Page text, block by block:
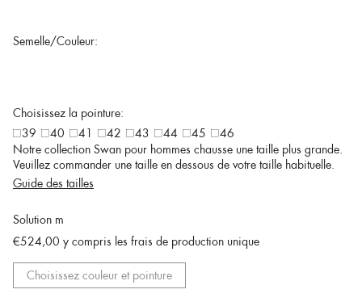
Semelle/Couleur:
Choisissez la pointure:
39
40 41 42 43 44 45
46
Notre collection Swan pour hommes chausse une taille plus grande.
Veuillez commander une taille en dessous de votre taille habituelle.
Guide des tailles
Solution m
€524,00 y compris les frais de production unique
Choisissez couleur et pointure